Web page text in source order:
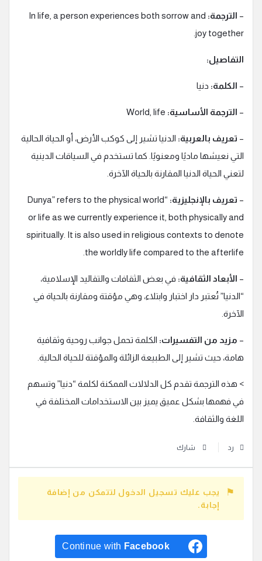
– الترجمة: In life, a person experiences both sorrow and
joy together.
التفاصيل:
– الكلمة: دنيا
– الترجمة الأساسية:
– تعريف بالعربية: الدنيا تشير إلى كوكب الأرض، أو الحياة الحالية
التي نعيشها ماديًا ومعنويًا. كما تستخدم في السياقات الدينية
لتعني الحياة الدنيا المقارنة بالحياة الآخرة.
– تعريف بالإنجليزية:
“Dunya” refers to the physical world
or life as we currently experience it, both physically and
spiritually. It is also used in religious contexts to denote
the worldly life compared to the afterlife.
– الأبعاد الثقافية: في بعض الثقافات والتقاليد الإسلامية،
“الدنيا” تُعتبر دار اختبار وابتلاء، وهي مؤقتة ومقارنة بالحياة في
الآخرة.
– مزيد من التفسيرات: الكلمة تحمل جوانب روحية وثقافية
هامة، حيث تشير إلى الطبيعة الزائلة والمؤقتة للحياة الحالية.
> هذه الترجمة تقدم كل الدلالات الممكنة لكلمة “دنيا” وتسهم
في فهمها بشكل عميق يميز بين الاستخدامات المختلفة في
اللغة والثقافة.
رد شارك
يجب عليك تسجيل الدخول لتتمكن من إضافة
إجابة.
Continue with Facebook